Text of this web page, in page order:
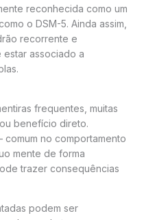
reconhecida como um
o DSM-5. Ainda assim,
recorrente e
associado a
frequentes, muitas
benefício direto.
no comportamento
mente de forma
trazer consequências
podem ser